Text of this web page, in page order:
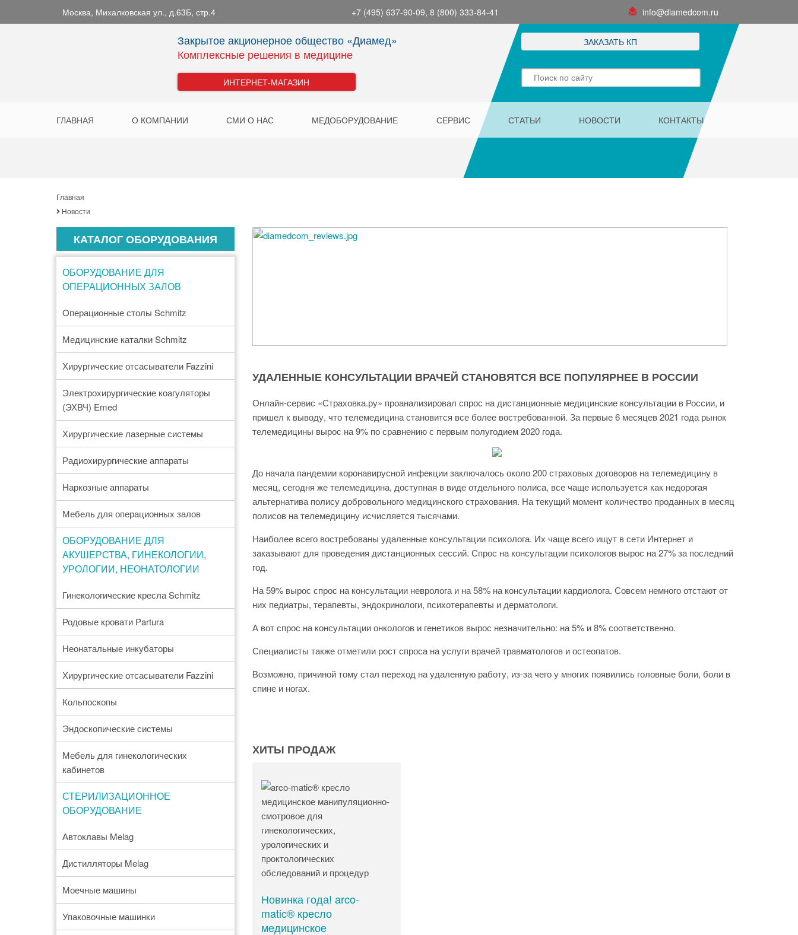
Москва, Михалковская ул., д.63Б, стр.4 +7 (495) 637-90-09, 8 (800) 333-84-41 info@diamedcom.ru
Закрытое акционерное общество «Диамед»
Комплексные решения в медицине
ИНТЕРНЕТ-МАГАЗИН
ЗАКАЗАТЬ КП
ГЛАВНАЯ О КОМПАНИИ СМИ О НАС МЕДОБОРУДОВАНИЕ СЕРВИС СТАТЬИ НОВОСТИ КОНТАКТЫ
Главная
Новости
КАТАЛОГ ОБОРУДОВАНИЯ
ОБОРУДОВАНИЕ ДЛЯ
ОПЕРАЦИОННЫХ ЗАЛОВ
Oперационные столы Schmitz
Медицинские каталки Schmitz
Хирургические отсасыватели Fazzini
Электрохирургические коагуляторы
(ЭХВЧ) Emed
Хирургические лазерные системы
Радиохирургические аппараты
Наркозные аппараты
Мебель для операционных залов
ОБОРУДОВАНИЕ ДЛЯ
АКУШЕРСТВА, ГИНЕКОЛОГИИ,
УРОЛОГИИ, НЕОНАТОЛОГИИ
Гинекологические кресла Schmitz
Родовые кровати Partura
Неонатальные инкубаторы
Хирургические отсасыватели Fazzini
Кольпоскопы
Эндоскопические системы
Мебель для гинекологических
кабинетов
СТЕРИЛИЗАЦИОННОЕ
ОБОРУДОВАНИЕ
Автоклавы Melag
Дистилляторы Melag
Моечные машины
Упаковочные машинки
УДАЛЕННЫЕ КОНСУЛЬТАЦИИ ВРАЧЕЙ СТАНОВЯТСЯ ВСЕ ПОПУЛЯРНЕЕ В РОССИИ
Онлайн-сервис «Страховка.ру» проанализировал спрос на дистанционные медицинские консультации в России, и
пришел к выводу, что телемедицина становится все более востребованной. За первые 6 месяцев 2021 года рынок
телемедицины вырос на 9% по сравнению с первым полугодием 2020 года.
До начала пандемии коронавирусной инфекции заключалось около 200 страховых договоров на телемедицину в
месяц, сегодня же телемедицина, доступная в виде отдельного полиса, все чаще используется как недорогая
альтернатива полису добровольного медицинского страхования. На текущий момент количество проданных в месяц
полисов на телемедицину исчисляется тысячами.
Наиболее всего востребованы удаленные консультации психолога. Их чаще всего ищут в сети Интернет и
заказывают для проведения дистанционных сессий. Спрос на консультации психологов вырос на 27% за последний
год.
На 59% вырос спрос на консультации невролога и на 58% на консультации кардиолога. Совсем немного отстают от
них педиатры, терапевты, эндокринологи, психотерапевты и дерматологи.
А вот спрос на консультации онкологов и генетиков вырос незначительно: на 5% и 8% соответственно.
Специалисты также отметили рост спроса на услуги врачей травматологов и остеопатов.
Возможно, причиной тому стал переход на удаленную работу, из-за чего у многих появились головные боли, боли в
спине и ногах.
ХИТЫ ПРОДАЖ
Новинка года! arco-
matic® кресло
медицинское